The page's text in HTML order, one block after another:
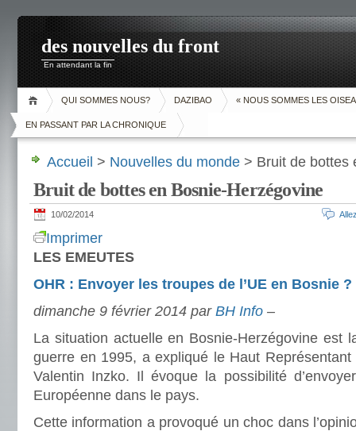
des nouvelles du front
En attendant la fin
QUI SOMMES NOUS? DAZIBAO « NOUS SOMMES LES
EN PASSANT PAR LA CHRONIQUE
Accueil > Nouvelles du monde > Bruit de bottes
Bruit de bottes en Bosnie-Herzégovine
10/02/2014
Imprimer
LES EMEUTES
OHR : Envoyer les troupes de l’UE en Bosnie ?
dimanche 9 février 2014 par BH Info –
La situation actuelle en Bosnie-Herzégovine est
guerre en 1995, a expliqué le Haut
Valentin Inzko. Il évoque la possibilité
Européenne dans le pays.
Cette information a provoqué un choc dans